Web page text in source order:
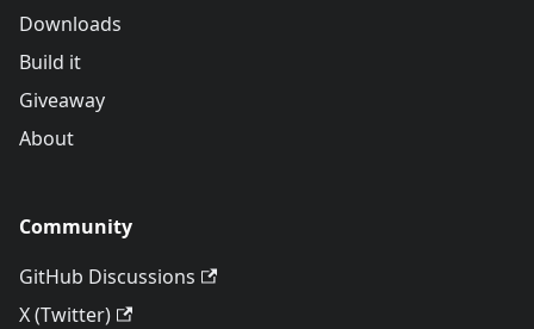
Downloads
Build it
Giveaway
About
Community
GitHub Discussions
X (Twitter)